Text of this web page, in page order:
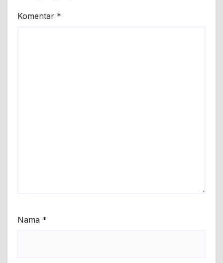
Komentar *
Nama *